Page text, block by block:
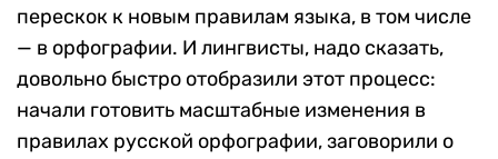
перескок к новым правилам языка, в том числе
— в орфографии. И лингвисты, надо сказать,
довольно быстро отобразили этот процесс:
начали готовить масштабные изменения в
правилах русской орфографии, заговорили о